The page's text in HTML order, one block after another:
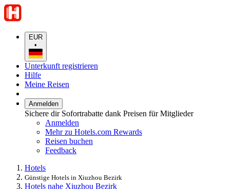
EUR
•
Unterkunft registrieren
Hilfe
Meine Reisen
Anmelden
Sichere dir Sofortrabatte dank Preisen für Mitglieder
Anmelden
Mehr zu Hotels.com Rewards
Reisen buchen
Feedback
Hotels
Günstige Hotels in Xiuzhou Bezirk
Hotels nahe Xiuzhou Bezirk